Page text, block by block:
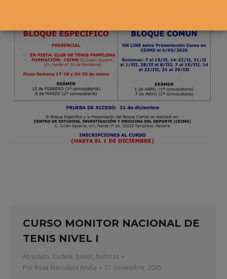
CURSO MONITOR NACIONAL DE
TENIS NIVEL I
Absoluto, Cadete, Junior, Noticias
Por Rosa Marculeta Andía 17 noviembre, 2025